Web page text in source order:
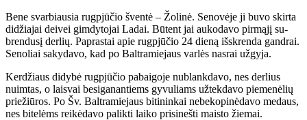
Be­ne svar­biau­sia rug­pjū­čio šven­tė – Žo­li­nė. Se­no­vė­je ji bu­vo skir­ta
di­džia­jai dei­vei gim­dy­to­jai La­dai. Bū­tent jai au­ko­da­vo pir­mą­jį su­
bren­du­sį der­lių. Pa­pras­tai apie rug­pjū­čio 24 die­ną iš­skren­da gan­drai.
Se­no­liai sa­ky­da­vo, kad po Bal­tra­mie­jaus var­lės nas­rai už­gy­ja.
Ker­džiaus di­dy­bė rug­pjū­čio pa­bai­go­je nu­blank­da­vo, nes der­lius
nuim­tas, o lais­vai be­si­ga­nan­tiems gy­vu­liams už­tek­da­vo pie­me­nė­lių
prie­žiū­ros. Po Šv. Bal­tra­mie­jaus bi­ti­nin­kai ne­be­ko­pi­nė­da­vo me­daus,
nes bi­te­lėms rei­kė­da­vo pa­lik­ti lai­ko pri­si­neš­ti mais­to žie­mai.